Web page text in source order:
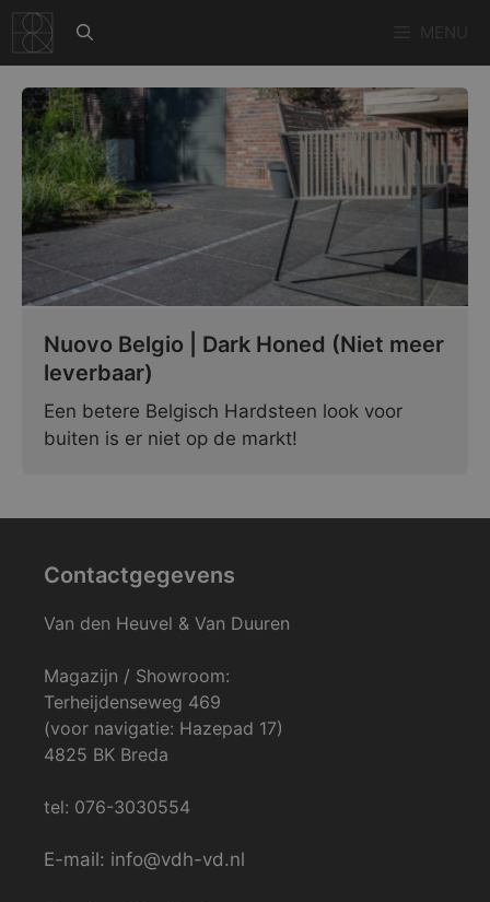
naar
de
inhoud
Nuovo Belgio | Dark Honed (Niet meer
leverbaar)
Een betere Belgisch Hardsteen look voor
buiten is er niet op de markt!
Contactgegevens
Van den Heuvel & Van Duuren
Magazijn / Showroom:
Terheijdenseweg 469
(voor navigatie: Hazepad 17)
4825 BK Breda
tel: 076-3030554
E-mail: info@vdh-vd.nl